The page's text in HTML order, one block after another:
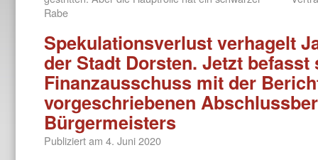
Rabe
Spekulationsverlust verhagelt
der Stadt Dorsten. Jetzt
Finanzausschuss mit der
vorgeschriebenen
Bürgermeisters
Publiziert am 4. Juni 2020